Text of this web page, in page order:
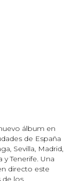
álbum en
de España
Sevilla, Madrid,
y Tenerife. Una
directo este
de los